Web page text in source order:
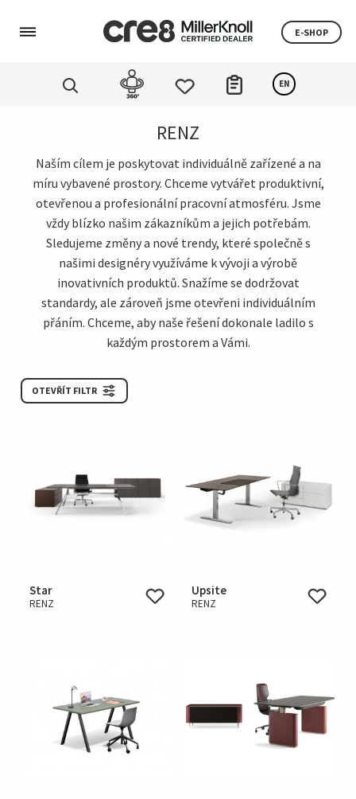
E-SHOP
EN
RENZ
Naším cílem je poskytovat individuálně zařízené a na
míru vybavené prostory. Chceme vytvářet produktivní,
otevřenou a profesionální pracovní atmosféru. Jsme
vždy blízko našim zákazníkům a jejich potřebám.
Sledujeme změny a nové trendy, které společně s
našimi designéry využíváme k vývoji a výrobě
inovativních produktů. Snažíme se dodržovat
standardy, ale zároveň jsme otevřeni individuálním
přáním. Chceme, aby naše řešení dokonale ladilo s
každým prostorem a Vámi.
OTEVŘÍT FILTR
Star
RENZ
Upsite
RENZ